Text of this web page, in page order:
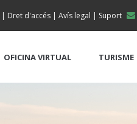
| Dret d'accés | Avís legal | Suport
OFICINA VIRTUAL TURISME